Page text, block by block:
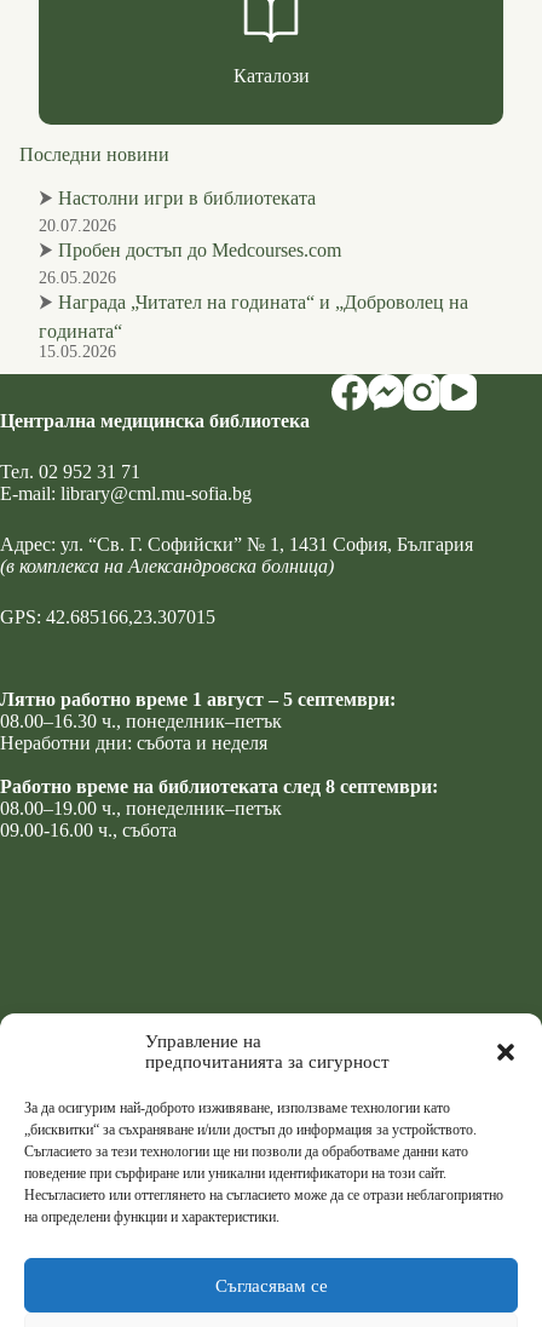
Управление на
предпочитанията за сигурност
За да осигурим най-доброто изживяване, използваме технологии като
„бисквитки“ за съхраняване и/или достъп до информация за устройството.
Съгласието за тези технологии ще ни позволи да обработваме данни като
поведение при сърфиране или уникални идентификатори на този сайт.
Несъгласието или оттеглянето на съгласието може да се отрази неблагоприятно
на определени функции и характеристики.
Съгласявам се
Каталози
Последни новини
⮞ Настолни игри в библиотеката
20.07.2026
⮞ Пробен достъп до Medcourses.com
26.05.2026
⮞ Награда „Читател на годината“ и „Доброволец на
годината“
15.05.2026
Централна медицинска библиотека
Тел. 02 952 31 71
Е-mail: library@cml.mu-sofia.bg
Адрес: ул. “Св. Г. Софийски” № 1 , 1431 София, България
(в комплекса на Александровска болница)
GPS: 42.685166,23.307015
Лятно работно време 1 август – 5 септември:
08.00–16.30 ч., понеделник–петък
Неработни дни: събота и неделя
Работно време на библиотеката след 8 септември:
08.00–19.00 ч., понеделник–петък
09.00-16.00 ч., събота